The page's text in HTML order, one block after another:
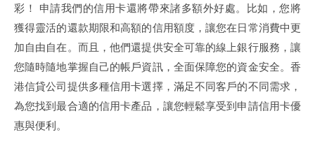
彩！ 申請我們的信用卡還將帶來諸多額外好處。比如，您將
獲得靈活的還款期限和高額的信用額度，讓您在日常消費中更
加自由自在。而且，他們還提供安全可靠的線上銀行服務，讓
您隨時隨地掌握自己的帳戶資訊，全面保障您的資金安全。香
港信貸公司提供多種信用卡選擇，滿足不同客戶的不同需求，
為您找到最合適的信用卡產品，讓您輕鬆享受到申請信用卡優
惠與便利。